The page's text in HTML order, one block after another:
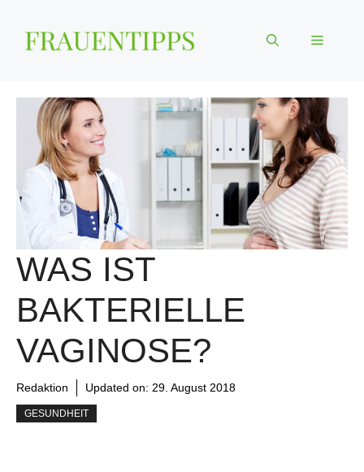
Inhalt
springen
Menü
WAS IST
BAKTERIELLE
VAGINOSE?
Redaktion Updated on: 29. August 2018
GESUNDHEIT